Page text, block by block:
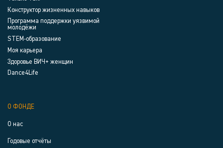
Конструктор жизненных навыков
Программа поддержки уязвимой
молодёжи
STEM-образование
Моя карьера
Здоровье ВИЧ+ женщин
Dance4Life
О ФОНДЕ
О нас
Годовые отчёты